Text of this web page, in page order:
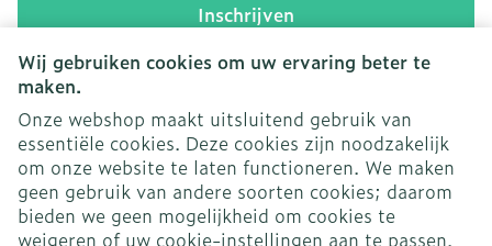
Wij gebruiken cookies om uw ervaring beter te
maken.
Onze webshop maakt uitsluitend gebruik van
essentiële cookies. Deze cookies zijn noodzakelijk
om onze website te laten functioneren. We maken
geen gebruik van andere soorten cookies; daarom
bieden we geen mogelijkheid om cookies te
weigeren of uw cookie-instellingen aan te passen.
Inschrijven
Door op inschrijven te klikken, schrijft u zich in voor onze
nieuwsbrief en gaat u akkoord met onze